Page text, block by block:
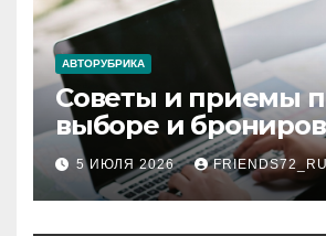
АВТОРУБРИКА
Советы и приемы
выборе и
авиабилетов
5 ИЮЛЯ 2026 FRIENDS72_RU